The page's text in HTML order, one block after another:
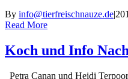
By info@tierfreischnauze.de|
Read More
Koch und Info
Petra Canan und Heidi